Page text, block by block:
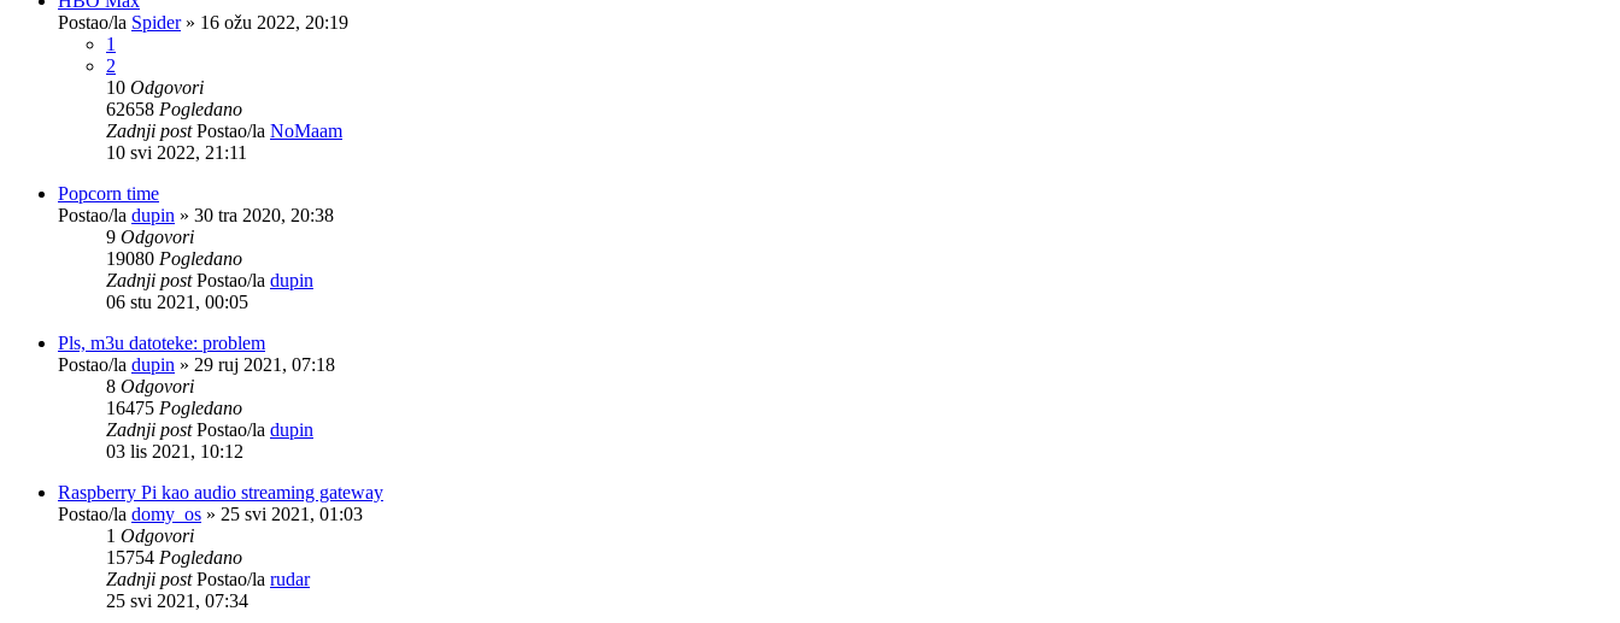
Postao/la Spider» 16 ožu 2022, 20:19
1
2
10 Odgovori
62658 Pogledano
Zadnji postPostao/la NoMaam
10 svi 2022, 21:11
Popcorn time
Postao/la dupin » 30 tra 2020, 20:38
9 Odgovori
19080 Pogledano
Zadnji postPostao/la dupin
06 stu 2021, 00:05
Pls, m3u datoteke: problem
Postao/la dupin » 29 ruj 2021, 07:18
8 Odgovori
16475 Pogledano
Zadnji postPostao/la dupin
03 lis 2021, 10:12
Raspberry Pi kao audio streaming gateway
Postao/la domy_os » 25 svi 2021, 01:03
1 Odgovori
15754 Pogledano
Zadnji postPostao/la rudar
25 svi 2021, 07:34